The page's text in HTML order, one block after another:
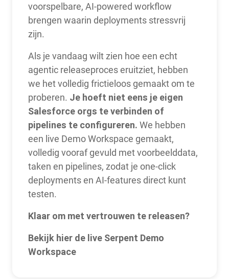
voorspelbare, AI-powered workflow
brengen waarin deployments stressvrij
zijn.
Als je vandaag wilt zien hoe een echt
agentic releaseproces eruitziet, hebben
we het volledig frictieloos gemaakt om te
proberen. Je hoeft niet eens je eigen
Salesforce orgs te verbinden of
pipelines te configureren. We hebben
een live Demo Workspace gemaakt,
volledig vooraf gevuld met voorbeelddata,
taken en pipelines, zodat je one-click
deployments en AI-features direct kunt
testen.
Klaar om met vertrouwen te releasen?
Bekijk hier de live Serpent Demo
Workspace